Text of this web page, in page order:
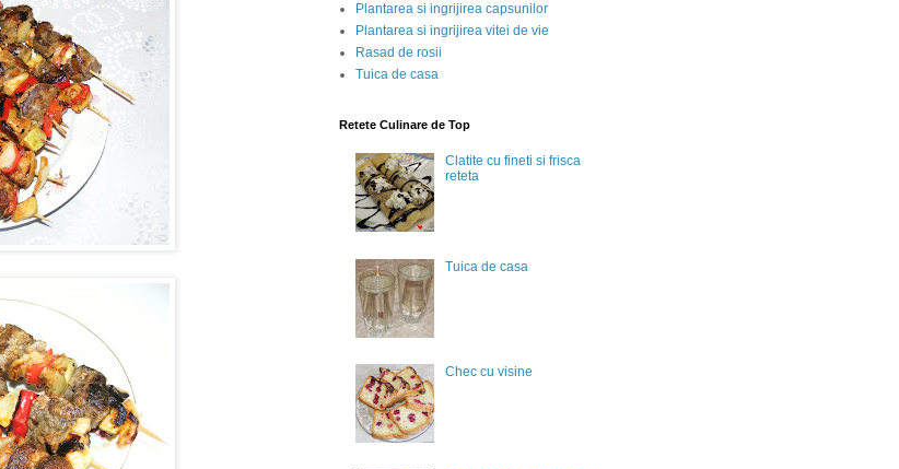
Plantarea si ingrijirea capsunilor
Plantarea si ingrijirea vitei de vie
Rasad de rosii
Tuica de casa
Retete Culinare de Top
Clatite cu fineti si frisca
reteta
Tuica de casa
Chec cu visine